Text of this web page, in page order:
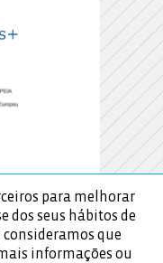
para melhorar
dos seus hábitos de
consideramos que
informações ou